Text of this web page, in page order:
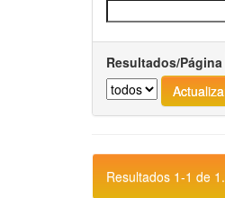
Resultados/Página
Resultados 1-1 de 1.